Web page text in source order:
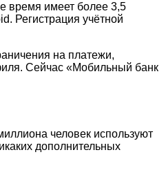
время имеет более 3,5
Регистрация учётной
на платежи,
Сейчас «Мобильный банк
человек используют
дополнительных